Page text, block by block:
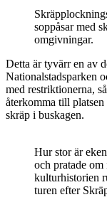
soppåsar med
omgivningar.
Detta är tyvärr en av
Nationalstadsparken
med restriktionerna,
återkomma till
skräp i buskagen.
Hur stor är
och pratade om
kulturhistorien
turen efter